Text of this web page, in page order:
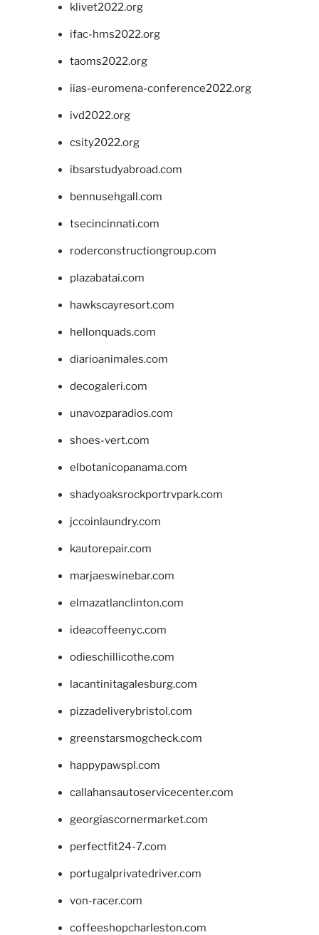
klivet2022.org
ifac-hms2022.org
taoms2022.org
iias-euromena-conference2022.org
ivd2022.org
csity2022.org
ibsarstudyabroad.com
bennusehgall.com
tsecincinnati.com
roderconstructiongroup.com
plazabatai.com
hawkscayresort.com
hellonquads.com
diarioanimales.com
decogaleri.com
unavozparadios.com
shoes-vert.com
elbotanicopanama.com
shadyoaksrockportrvpark.com
jccoinlaundry.com
kautorepair.com
marjaeswinebar.com
elmazatlanclinton.com
ideacoffeenyc.com
odieschillicothe.com
lacantinitagalesburg.com
pizzadeliverybristol.com
greenstarsmogcheck.com
happypawspl.com
callahansautoservicecenter.com
georgiascornermarket.com
perfectfit24-7.com
portugalprivatedriver.com
von-racer.com
coffeeshopcharleston.com